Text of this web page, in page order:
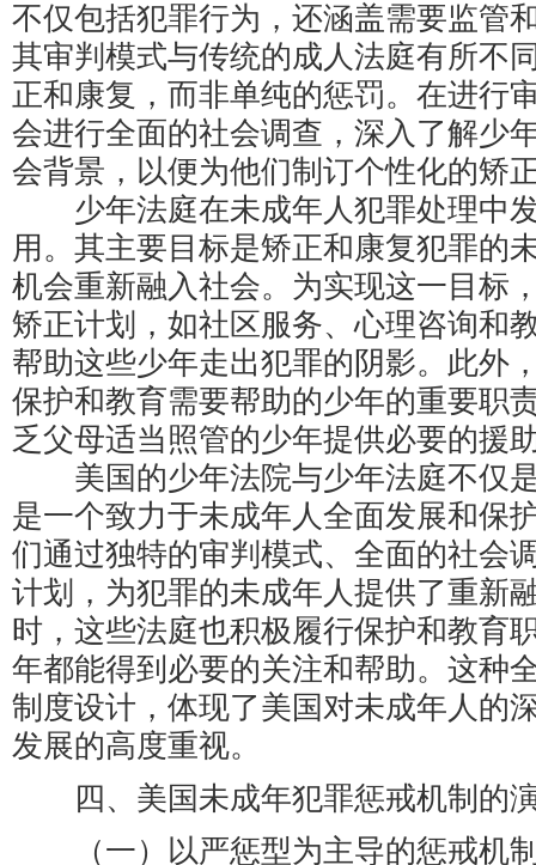
不仅包括犯罪行为，还涵盖需要监管
其审判模式与传统的成人法庭有所不
正和康复，而非单纯的惩罚。在进行
会进行全面的社会调查，深入了解少
会背景，以便为他们制订个性化的矫
少年法庭在未成年人犯罪处理中
用。其主要目标是矫正和康复犯罪的
机会重新融入社会。为实现这一目标
矫正计划，如社区服务、心理咨询和
帮助这些少年走出犯罪的阴影。此外
保护和教育需要帮助的少年的重要职
乏父母适当照管的少年提供必要的援
美国的少年法院与少年法庭不仅
是一个致力于未成年人全面发展和保
们通过独特的审判模式、全面的社会
计划，为犯罪的未成年人提供了重新
时，这些法庭也积极履行保护和教育
年都能得到必要的关注和帮助。这种
制度设计，体现了美国对未成年人的
发展的高度重视。
四、美国未成年犯罪惩戒机制的
（一）以严惩型为主导的惩戒机